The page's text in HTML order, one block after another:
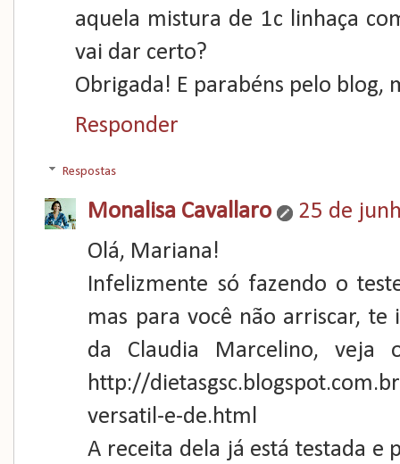
aquela mistura de 1c linhaça
vai dar certo?
Obrigada! E parabéns pelo blog,
Responder
Respostas
Monalisa Cavallaro
25 de
Olá, Mariana!
Infelizmente só fazendo o
mas para você não arriscar,
da Claudia Marcelino, veja
http://
versatil-e-de.html
A receita dela já está testada e